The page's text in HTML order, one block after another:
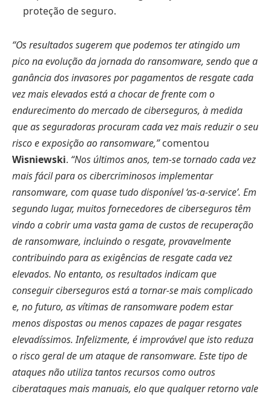
proteção de seguro.
“Os resultados sugerem que podemos ter atingido um
pico na evolução da jornada do ransomware, sendo que a
ganância dos invasores por pagamentos de resgate cada
vez mais elevados está a chocar de frente com o
endurecimento do mercado de ciberseguros, à medida
que as seguradoras procuram cada vez mais reduzir o seu
risco e exposição ao ransomware,”comentou
Wisniewski. “Nos últimos anos, tem-se tornado cada vez
mais fácil para os cibercriminosos implementar
ransomware, com quase tudo disponível ‘as-a-service’. Em
segundo lugar, muitos fornecedores de ciberseguros têm
vindo a cobrir uma vasta gama de custos de recuperação
de ransomware, incluindo o resgate, provavelmente
contribuindo para as exigências de resgate cada vez
elevados. No entanto, os resultados indicam que
conseguir ciberseguros está a tornar-se mais complicado
e, no futuro, as vítimas de ransomware podem estar
menos dispostas ou menos capazes de pagar resgates
elevadíssimos. Infelizmente, é improvável que isto reduza
o risco geral de um ataque de ransomware. Este tipo de
ataques não utiliza tantos recursos como outros
ciberataques mais manuais, elo que qualquer retorno vale